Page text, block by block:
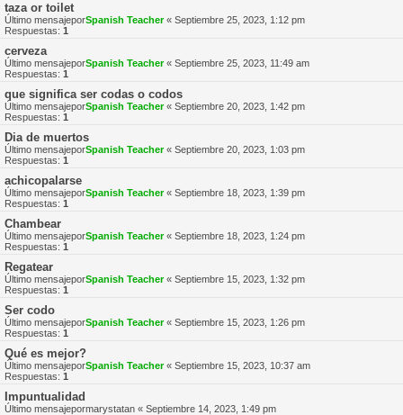
taza or toilet
Último mensajeporSpanish Teacher« Septiembre 25, 2023, 1:12 pm
Respuestas: 1
cerveza
Último mensajeporSpanish Teacher« Septiembre 25, 2023, 11:49 am
Respuestas: 1
que significa ser codas o codos
Último mensajeporSpanish Teacher« Septiembre 20, 2023, 1:42 pm
Respuestas: 1
Dia de muertos
Último mensajeporSpanish Teacher« Septiembre 20, 2023, 1:03 pm
Respuestas: 1
achicopalarse
Último mensajeporSpanish Teacher« Septiembre 18, 2023, 1:39 pm
Respuestas: 1
Chambear
Último mensajeporSpanish Teacher« Septiembre 18, 2023, 1:24 pm
Respuestas: 1
Regatear
Último mensajeporSpanish Teacher« Septiembre 15, 2023, 1:32 pm
Respuestas: 1
Ser codo
Último mensajeporSpanish Teacher« Septiembre 15, 2023, 1:26 pm
Respuestas: 1
Qué es mejor?
Último mensajeporSpanish Teacher« Septiembre 15, 2023, 10:37 am
Respuestas: 1
Impuntualidad
Último mensajepormarystatan « Septiembre 14, 2023, 1:49 pm